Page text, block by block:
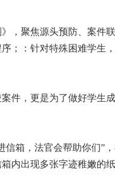
聚焦源头预防、案件联
；：针对特殊困难学生
，更是为了做好学生
，法官会帮助你们”，
内出现多张字迹稚嫩的